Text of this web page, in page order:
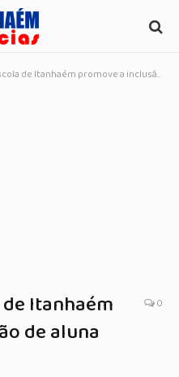
promove a inclusão de aluna com deficiência
Itanhaém
de aluna
0